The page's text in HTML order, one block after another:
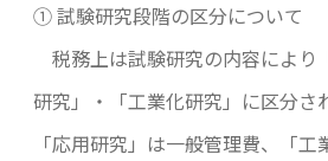
① 試験研究段階の区分について
税務上は試験研究の内容により
研究」・「工業化研究」に区分さ
「応用研究」は一般管理費、「